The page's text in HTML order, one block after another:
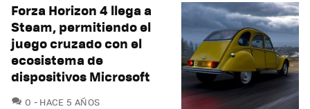
Forza Horizon 4 llega a
Steam, permitiendo el
juego cruzado con el
ecosistema de
dispositivos Microsoft
0 COMENTARIOS
HACE 5 AÑOS